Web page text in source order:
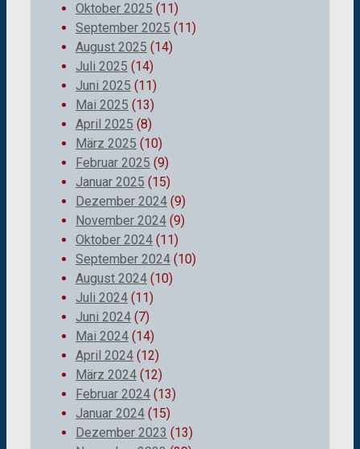
Oktober 2025 (11)
September 2025 (11)
August 2025 (14)
Juli 2025 (14)
Juni 2025 (11)
Mai 2025 (13)
April 2025 (8)
März 2025 (10)
Februar 2025 (9)
Januar 2025 (15)
Dezember 2024 (9)
November 2024 (9)
Oktober 2024 (11)
September 2024 (10)
August 2024 (10)
Juli 2024 (11)
Juni 2024 (7)
Mai 2024 (14)
April 2024 (12)
März 2024 (12)
Februar 2024 (13)
Januar 2024 (15)
Dezember 2023 (13)